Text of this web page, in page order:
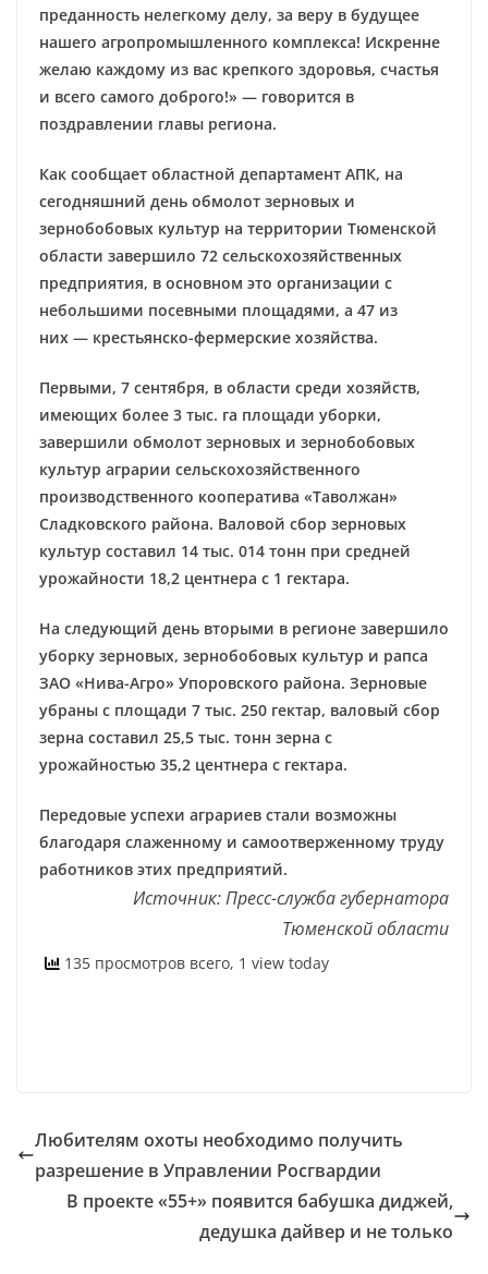
преданность нелегкому делу, за веру в будущее
нашего агропромышленного комплекса! Искренне
желаю каждому из вас крепкого здоровья, счастья
и всего самого доброго!» — говорится в
поздравлении главы региона.
Как сообщает областной департамент АПК, на
сегодняшний день обмолот зерновых и
зернобобовых культур на территории Тюменской
области завершило 72 сельскохозяйственных
предприятия, в основном это организации с
небольшими посевными площадями, а 47 из
них — крестьянско-фермерские хозяйства.
Первыми, 7 сентября, в области среди хозяйств,
имеющих более 3 тыс. га площади уборки,
завершили обмолот зерновых и зернобобовых
культур аграрии сельскохозяйственного
производственного кооператива «Таволжан»
Сладковского района. Валовой сбор зерновых
культур составил 14 тыс. 014 тонн при средней
урожайности 18,2 центнера с 1 гектара.
На следующий день вторыми в регионе завершило
уборку зерновых, зернобобовых культур и рапса
ЗАО «Нива-Агро» Упоровского района. Зерновые
убраны с площади 7 тыс. 250 гектар, валовый сбор
зерна составил 25,5 тыс. тонн зерна с
урожайностью 35,2 центнера с гектара.
Передовые успехи аграриев стали возможны
благодаря слаженному и самоотверженному труду
работников этих предприятий.
Источник: Пресс-служба губернатора
Тюменской области
135 просмотров всего, 1 view today
Любителям охоты необходимо получить
разрешение в Управлении Росгвардии
В проекте «55+» появится бабушка диджей,
дедушка дайвер и не только